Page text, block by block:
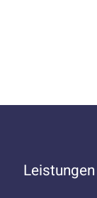
Leistungen